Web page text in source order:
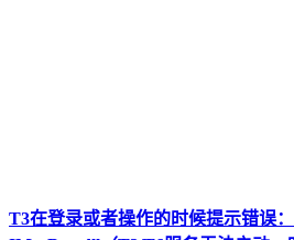
T3在登录或者操作的时候提示错误